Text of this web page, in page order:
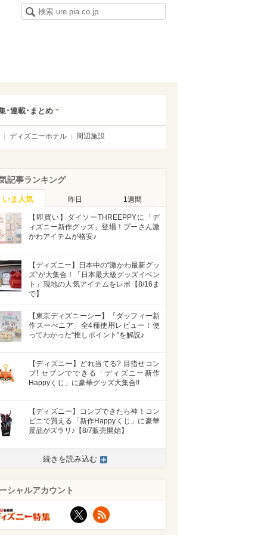
･連載･まとめ
ディズニーホテル 周辺施設
記事ランキング
いま人気 昨日 1週間
【即買い】ダイソーTHREEPPYに「デ
ィズニー新作グッズ」登場！プーさん激
かわアイテムが格安♪
【ディズニー】日本中の“激かわ最新グッ
ズ”が大集合！「日本最大級グッズイベン
ト」現地の人気アイテムをレポ【8/16ま
で】
【東京ディズニーシー】「ダッフィー新
作スーべニア」全4種使用レビュー！使
ってわかった“推しポイント”を解説♪
【ディズニー】どれ当てる? 目指せコン
プ! セブンでできる「ディズニー新作
Happyくじ」に豪華グッズ大集合!!
【ディズニー】コンプできたら神！コン
ビニで買える「新作Happyくじ」に豪華
景品がズラリ♪【8/7販売開始】
続きを読み込む
シャルアカウント
X